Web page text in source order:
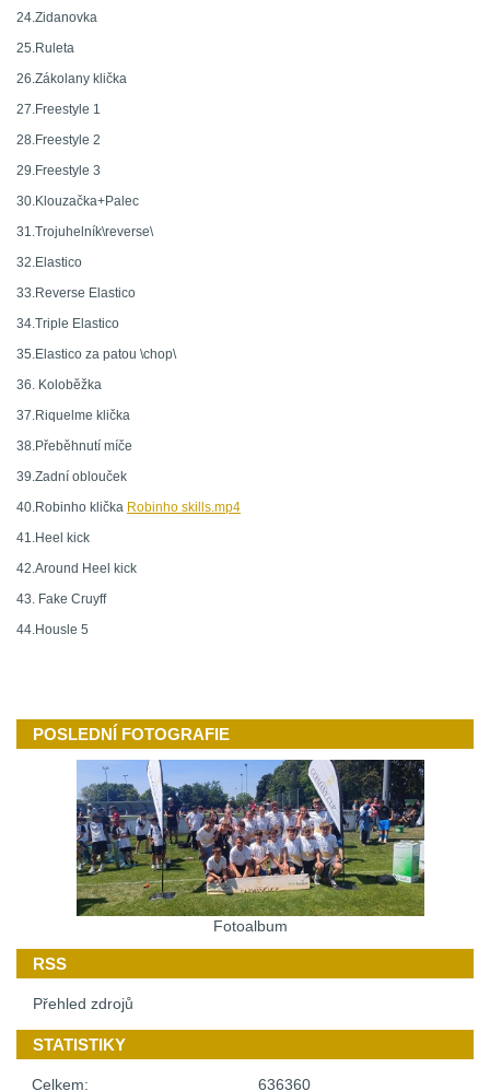
24.Zidanovka
25.Ruleta
26.Zákolany klička
27.Freestyle 1
28.Freestyle 2
29.Freestyle 3
30.Klouzačka+Palec
31.Trojuhelník\reverse\
32.Elastico
33.Reverse Elastico
34.Triple Elastico
35.Elastico za patou \chop\
36. Koloběžka
37.Riquelme klička
38.Přeběhnutí míče
39.Zadní oblouček
40.Robinho klička Robinho skills.mp4
41.Heel kick
42.Around Heel kick
43. Fake Cruyff
44.Housle 5
POSLEDNÍ FOTOGRAFIE
Fotoalbum
RSS
Přehled zdrojů
STATISTIKY
Celkem: 636360